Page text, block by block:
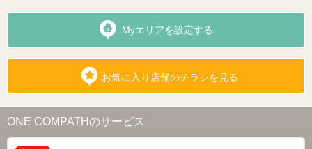
Myエリアを設定する
お気に入り店舗のチラシを見る
ONE COMPATHのサービス